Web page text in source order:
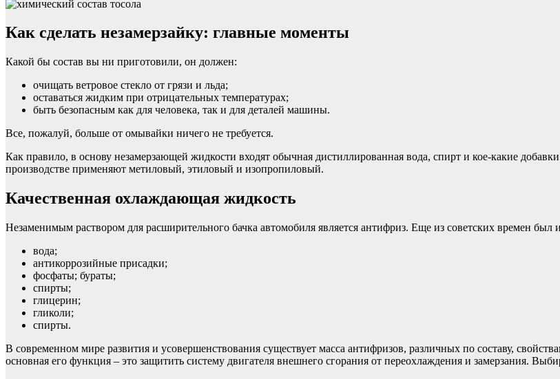
Как сделать незамерзайку: главные моменты
Какой бы состав вы ни приготовили, он должен:
очищать ветровое стекло от грязи и льда;
оставаться жидким при отрицательных температурах;
быть безопасным как для человека, так и для деталей машины.
Все, пожалуй, больше от омывайки ничего не требуется.
Как правило, в основу незамерзающей жидкости входят обычная дистиллированная вода, спирт и кое-какие
производстве применяют метиловый, этиловый и изопропиловый.
Качественная охлаждающая жидкость
Незаменимым раствором для расширительного бачка автомобиля является антифриз. Еще из советских времен был
вода;
антикоррозийные присадки;
фосфаты; бураты;
спирты;
глицерин;
гликоли;
спирты.
В современном мире развития и усовершенствования существует масса антифризов, различных по составу,
основная его функция – это защитить систему двигателя внешнего сгорания от переохлаждения и замерзания.